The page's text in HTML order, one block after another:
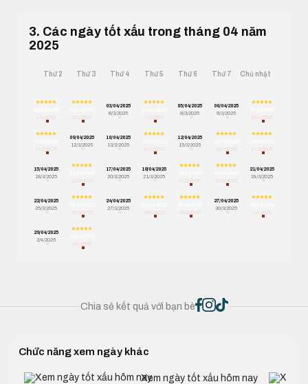
3. Các ngày tốt xấu trong tháng 04 năm
2025
Thứ 2 Thứ 3 Thứ 4 Thứ 5 Thứ 6 Thứ 7 Chủ nhật
4/3/2025
5/3/2025
03/04/2025
6/3/2025
7/3/2025
05/04/2025
8/3/2025
06/04/2025
9/3/2025
10/3/2025
11/3/2025
09/04/2025
12/3/2025
10/04/2025
13/3/2025
14/3/2025
12/04/2025
15/3/2025
16/3/2025
17/3/2025
15/04/2025
18/3/2025
19/3/2025
17/04/2025
20/3/2025
18/04/2025
21/3/2025
22/3/2025
23/3/2025
21/04/2025
24/3/2025
22/04/2025
25/3/2025
26/3/2025
24/04/2025
27/3/2025
28/3/2025
29/3/2025
27/04/2025
30/3/2025
1/4/2025
29/04/2025
2/4/2025
3/4/2025
Chia sẻ kết quả với bạn bè
Chức năng xem ngày khác
Xem ngày tốt xấu hôm nay